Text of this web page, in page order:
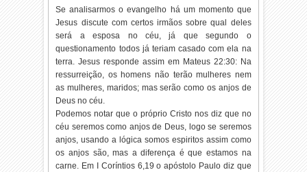
Se analisarmos o evangelho há um momento que
Jesus discute com certos irmãos sobre qual deles
será a esposa no céu, já que segundo o
questionamento todos já teriam casado com ela na
terra. Jesus responde assim em Mateus 22:30: Na
ressurreição, os homens não terão mulheres nem
as mulheres, maridos; mas serão como os anjos de
Deus no céu.
Podemos notar que o próprio Cristo nos diz que no
céu seremos como anjos de Deus, logo se seremos
anjos, usando a lógica somos espiritos assim como
os anjos são, mas a diferença é que estamos na
carne. Em I Coríntios 6,19 o apóstolo Paulo diz que